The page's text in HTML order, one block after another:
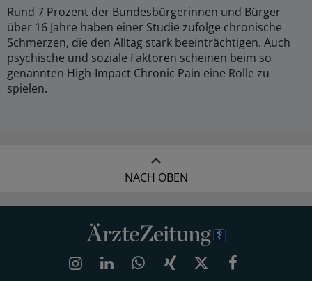
Rund 7 Prozent der Bundesbürgerinnen und Bürger
über 16 Jahre haben einer Studie zufolge chronische
Schmerzen, die den Alltag stark beeinträchtigen. Auch
psychische und soziale Faktoren scheinen beim so
genannten High-Impact Chronic Pain eine Rolle zu
spielen.
NACH OBEN